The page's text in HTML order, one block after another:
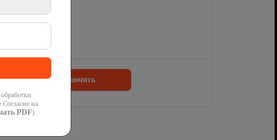
на номера России
Подключить
Согласие на
PDF)